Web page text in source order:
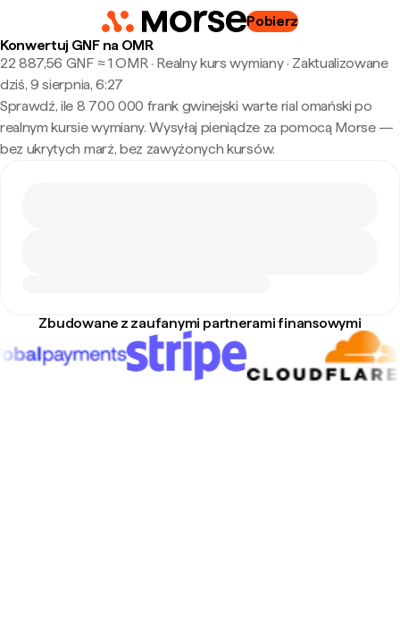
Pobierz
Konwertuj GNF na OMR
22 887,56 GNF ≈ 1 OMR · Realny kurs wymiany· Zaktualizowane
dziś, 9 sierpnia, 6:27
Sprawdź, ile 8 700 000 frank gwinejski warte rial omański po
realnym kursie wymiany. Wysyłaj pieniądze za pomocą Morse —
bez ukrytych marż, bez zawyżonych kursów.
Zbudowane z zaufanymi partnerami finansowymi